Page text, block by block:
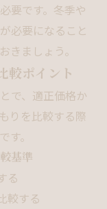
要です。冬季や
必要になること
きましょう。
較ポイント
で、適正価格か
りを比較する際
。
基準
る
較する